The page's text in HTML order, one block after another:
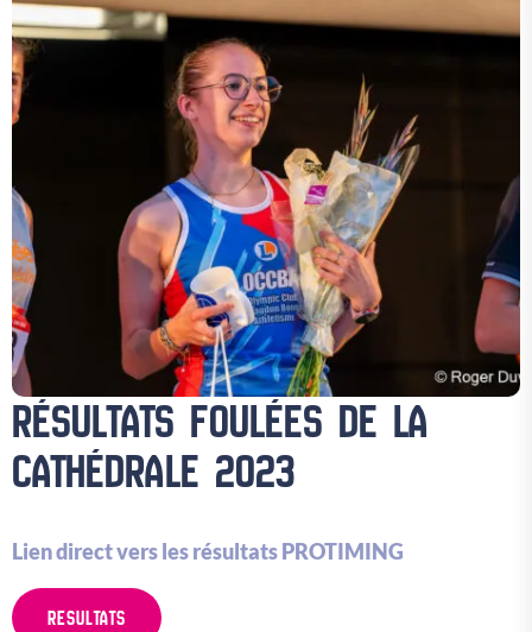
RÉSULTATS FOULÉES DE LA
CATHÉDRALE 2023
Lien direct vers les résultats PROTIMING
RESULTATS